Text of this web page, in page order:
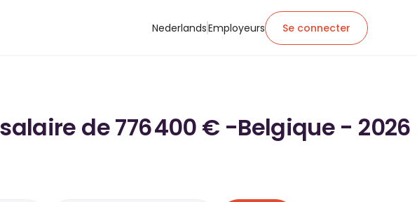
NederlandsEmployeurs Se connecter
de 776 400 € -Belgique - 2026